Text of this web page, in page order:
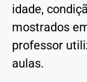
idade,
mostrados
professor
aulas.